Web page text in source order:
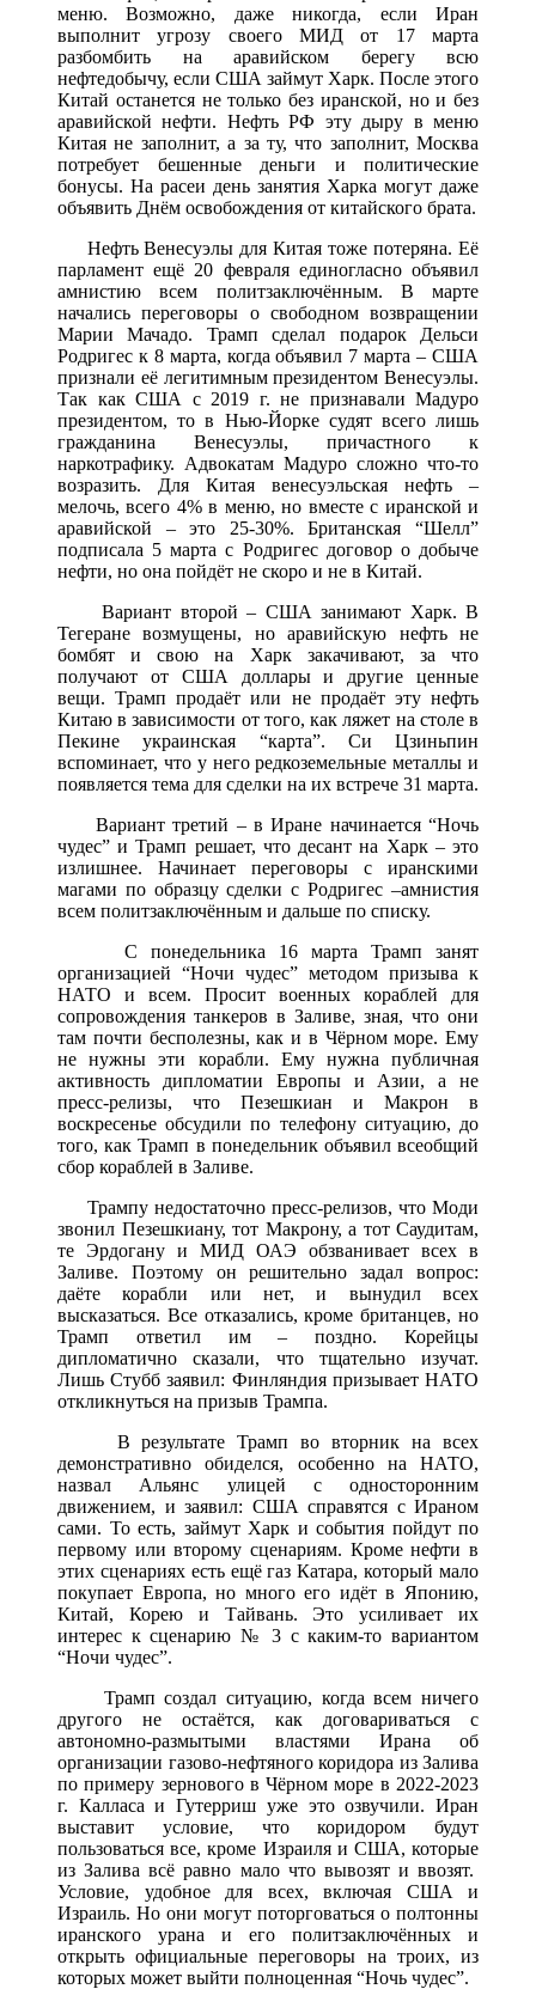
меню. Возможно, даже никогда, если Иран
выполнит угрозу своего МИД от 17 марта
разбомбить на аравийском берегу всю
нефтедобычу, если США займут Харк. После этого
Китай останется не только без иранской, но и без
аравийской нефти. Нефть РФ эту дыру в меню
Китая не заполнит, а за ту, что заполнит, Москва
потребует бешенные деньги и политические
бонусы. На расеи день занятия Харка могут даже
объявить Днём освобождения от китайского брата.
Нефть Венесуэлы для Китая тоже потеряна. Её
парламент ещё 20 февраля единогласно объявил
амнистию всем политзаключённым. В марте
начались переговоры о свободном возвращении
Марии Мачадо. Трамп сделал подарок Дельси
Родригес к 8 марта, когда объявил 7 марта – США
признали её легитимным президентом Венесуэлы.
Так как США с 2019 г. не признавали Мадуро
президентом, то в Нью-Йорке судят всего лишь
гражданина Венесуэлы, причастного к
наркотрафику. Адвокатам Мадуро сложно что-то
возразить. Для Китая венесуэльская нефть –
мелочь, всего 4% в меню, но вместе с иранской и
аравийской – это 25-30%. Британская “Шелл”
подписала 5 марта с Родригес договор о добыче
нефти, но она пойдёт не скоро и не в Китай.
Вариант второй – США занимают Харк. В
Тегеране возмущены, но аравийскую нефть не
бомбят и свою на Харк закачивают, за что
получают от США доллары и другие ценные
вещи. Трамп продаёт или не продаёт эту нефть
Китаю в зависимости от того, как ляжет на столе в
Пекине украинская “карта”. Си Цзиньпин
вспоминает, что у него редкоземельные металлы и
появляется тема для сделки на их встрече 31 марта.
Вариант третий – в Иране начинается “Ночь
чудес” и Трамп решает, что десант на Харк – это
излишнее. Начинает переговоры с иранскими
магами по образцу сделки с Родригес –амнистия
всем политзаключённым и дальше по списку.
С понедельника 16 марта Трамп занят
организацией “Ночи чудес” методом призыва к
НАТО и всем. Просит военных кораблей для
сопровождения танкеров в Заливе, зная, что они
там почти бесполезны, как и в Чёрном море. Ему
не нужны эти корабли. Ему нужна публичная
активность дипломатии Европы и Азии, а не
пресс-релизы, что Пезешкиан и Макрон в
воскресенье обсудили по телефону ситуацию, до
того, как Трамп в понедельник объявил всеобщий
сбор кораблей в Заливе.
Трампу недостаточно пресс-релизов, что Моди
звонил Пезешкиану, тот Макрону, а тот Саудитам,
те Эрдогану и МИД ОАЭ обзванивает всех в
Заливе. Поэтому он решительно задал вопрос:
даёте корабли или нет, и вынудил всех
высказаться. Все отказались, кроме британцев, но
Трамп ответил им – поздно. Корейцы
дипломатично сказали, что тщательно изучат.
Лишь Стубб заявил: Финляндия призывает НАТО
откликнуться на призыв Трампа.
В результате Трамп во вторник на всех
демонстративно обиделся, особенно на НАТО,
назвал Альянс улицей с односторонним
движением, и заявил: США справятся с Ираном
сами. То есть, займут Харк и события пойдут по
первому или второму сценариям. Кроме нефти в
этих сценариях есть ещё газ Катара, который мало
покупает Европа, но много его идёт в Японию,
Китай, Корею и Тайвань. Это усиливает их
интерес к сценарию № 3 с каким-то вариантом
“Ночи чудес”.
Трамп создал ситуацию, когда всем ничего
другого не остаётся, как договариваться с
автономно-размытыми властями Ирана об
организации газово-нефтяного коридора из Залива
по примеру зернового в Чёрном море в 2022-2023
г. Калласа и Гутерриш уже это озвучили. Иран
выставит условие, что коридором будут
пользоваться все, кроме Израиля и США, которые
из Залива всё равно мало что вывозят и ввозят.
Условие, удобное для всех, включая США и
Израиль. Но они могут поторговаться о полтонны
иранского урана и его политзаключённых и
открыть официальные переговоры на троих, из
которых может выйти полноценная “Ночь чудес”.